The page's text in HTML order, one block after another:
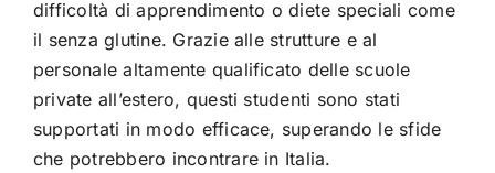
difficoltà di apprendimento o diete speciali come
il senza glutine. Grazie alle strutture e al
personale altamente qualificato delle scuole
private all’estero, questi studenti sono stati
supportati in modo efficace, superando le sfide
che potrebbero incontrare in Italia.